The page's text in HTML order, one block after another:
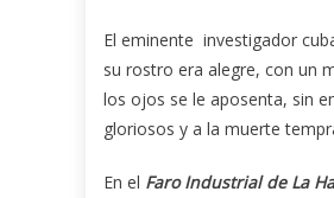
El eminente investigador
su rostro era alegre, con un
los ojos se le aposenta, sin
gloriosos y a la muerte
En el Faro Industrial de La